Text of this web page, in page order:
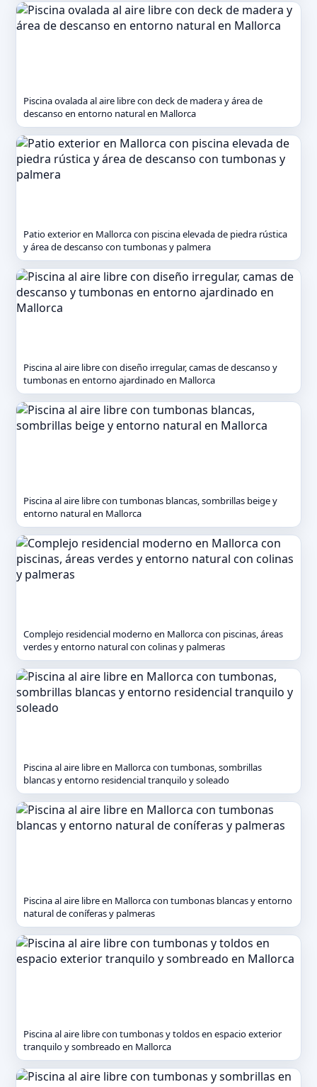
Piscina ovalada al aire libre con deck de madera y área de
descanso en entorno natural en Mallorca
Patio exterior en Mallorca con piscina elevada de piedra rústica
y área de descanso con tumbonas y palmera
Piscina al aire libre con diseño irregular, camas de descanso y
tumbonas en entorno ajardinado en Mallorca
Piscina al aire libre con tumbonas blancas, sombrillas beige y
entorno natural en Mallorca
Complejo residencial moderno en Mallorca con piscinas, áreas
verdes y entorno natural con colinas y palmeras
Piscina al aire libre en Mallorca con tumbonas, sombrillas
blancas y entorno residencial tranquilo y soleado
Piscina al aire libre en Mallorca con tumbonas blancas y entorno
natural de coníferas y palmeras
Piscina al aire libre con tumbonas y toldos en espacio exterior
tranquilo y sombreado en Mallorca